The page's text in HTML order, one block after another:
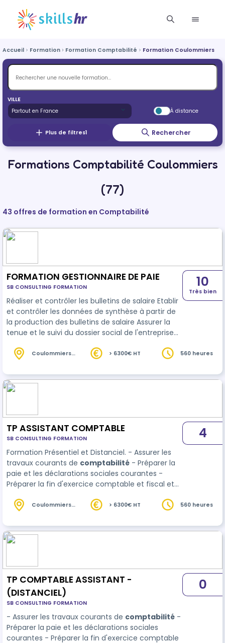
Accueil Formation Formation Comptabilité Formation Coulommiers
VILLE
À distance
Plus de filtres1 Rechercher
Formations Comptabilité Coulommiers
(77)
43 offres de formation en Comptabilité
FORMATION GESTIONNAIRE DE PAIE
SB CONSULTING FORMATION
Réaliser et contrôler les bulletins de salaire Etablir
et contrôler les données de synthèse à partir de
la production des bulletins de salaire Assurer la
tenue et le suivi du dossier social de l'entreprise
10
Très bien
Coulommiers
> 6300€ HT 560 heures
TP ASSISTANT COMPTABLE
SB CONSULTING FORMATION
Formation Présentiel et Distanciel. - Assurer les
travaux courants de comptabilité - Préparer la
paie et les déclarations sociales courantes -
Préparer la fin d'exercice comptable et fiscal et
entreprise
4
Coulommiers
> 6300€ HT 560 heures
TP COMPTABLE ASSISTANT -
(DISTANCIEL)
SB CONSULTING FORMATION
- Assurer les travaux courants de comptabilité
Préparer la paie et les déclarations sociales
courantes - Préparer la fin d'exercice comptable
0